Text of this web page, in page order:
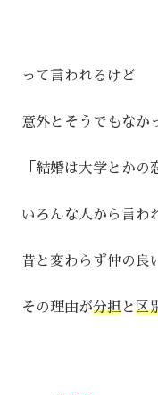
って言われるけど
意外とそうでもなか
「結婚は大学とかの
いろんな人から言わ
昔と変わらず仲の良
その理由が分担と区